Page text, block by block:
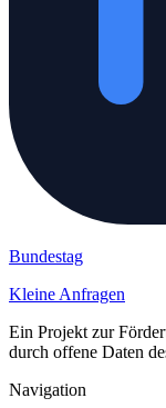
Bundestag
Kleine Anfragen
Ein Projekt zur
durch offene Daten
Navigation